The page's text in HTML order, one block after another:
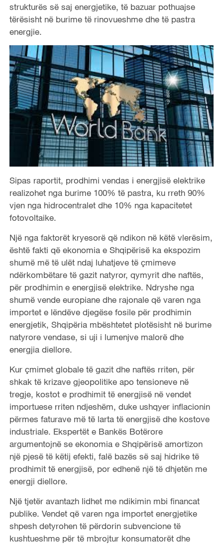
strukturës së saj energjetike, të bazuar pothuajse
tërësisht në burime të rinovueshme dhe të pastra
energjie.
Sipas raportit, prodhimi vendas i energjisë elektrike
realizohet nga burime 100% të pastra, ku rreth 90%
vjen nga hidrocentralet dhe 10% nga kapacitetet
fotovoltaike.
Një nga faktorët kryesorë që ndikon në këtë vlerësim,
është fakti që ekonomia e Shqipërisë ka ekspozim
shumë më të ulët ndaj luhatjeve të çmimeve
ndërkombëtare të gazit natyror, qymyrit dhe naftës,
për prodhimin e energjisë elektrike. Ndryshe nga
shumë vende europiane dhe rajonale që varen nga
importet e lëndëve djegëse fosile për prodhimin
energjetik, Shqipëria mbështetet plotësisht në burime
natyrore vendase, si uji i lumenjve malorë dhe
energjia diellore.
Kur çmimet globale të gazit dhe naftës rriten, për
shkak të krizave gjeopolitike apo tensioneve në
tregje, kostot e prodhimit të energjisë në vendet
importuese rriten ndjeshëm, duke ushqyer inflacionin
përmes faturave më të larta të energjisë dhe kostove
industriale. Ekspertët e Bankës Botërore
argumentojnë se ekonomia e Shqipërisë amortizon
një pjesë të këtij efekti, falë bazës së saj hidrike të
prodhimit të energjisë, por edhenë një të dhjetën me
energji diellore.
Një tjetër avantazh lidhet me ndikimin mbi financat
publike. Vendet që varen nga importet energjetike
shpesh detyrohen të përdorin subvencione të
kushtueshme për të mbrojtur konsumatorët dhe